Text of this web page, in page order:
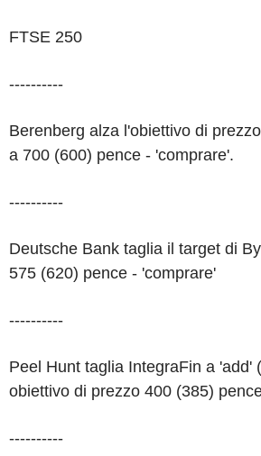
FTSE 250
----------
Berenberg alza l'obiettivo di
a 700 (600) pence - 'comprare'.
----------
Deutsche Bank taglia il target di
575 (620) pence - 'comprare'
----------
Peel Hunt taglia IntegraFin a 'add'
obiettivo di prezzo 400 (385)
----------